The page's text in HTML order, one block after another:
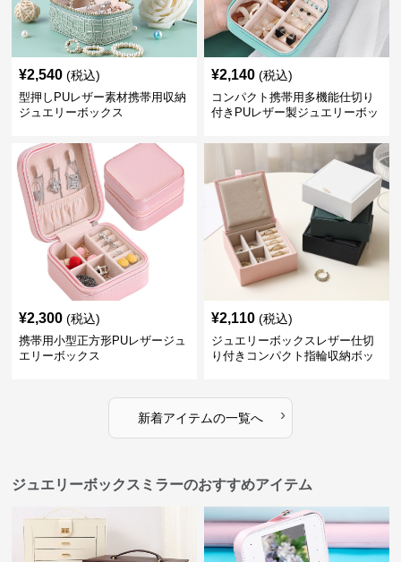
¥2,540 (税込)
型押しPUレザー素材携帯用収納
ジュエリーボックス
¥2,140 (税込)
コンパクト携帯用多機能仕切り
付きPUレザー製ジュエリーボッ
¥2,300 (税込)
携帯用小型正方形PUレザージュ
エリーボックス
¥2,110 (税込)
ジュエリーボックスレザー仕切
り付きコンパクト指輪収納ボッ
新着アイテムの一覧へ ›
ジュエリーボックスミラーのおすすめアイテム